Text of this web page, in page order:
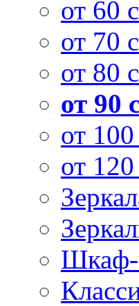
от 60
от 70
от 80
от 90
от
от
Шкаф-